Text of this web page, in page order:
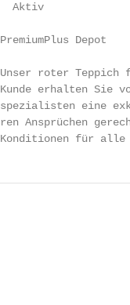
Aktiv
Depot
roter Teppich
erhalten Sie
eine
Ansprüchen
für alle